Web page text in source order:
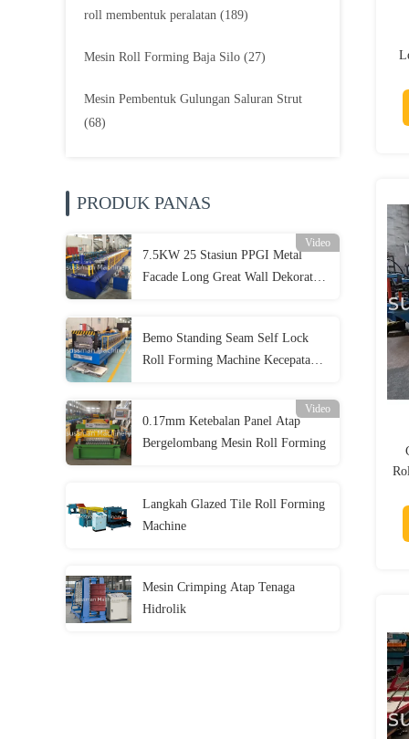
roll membentuk peralatan (189)
Mesin Roll Forming Baja Silo (27)
Mesin Pembentuk Gulungan Saluran Strut
(68)
PRODUK PANAS
Video
7.5KW 25 Stasiun PPGI Metal
Facade Long Great Wall Dekoratif
Bemo Standing Seam Self Lock
Roll Forming Machine Kecepatan
Video
0.17mm Ketebalan Panel Atap
Bergelombang Mesin Roll Forming
Langkah Glazed Tile Roll Forming
Machine
Mesin Crimping Atap Tenaga
Hidrolik